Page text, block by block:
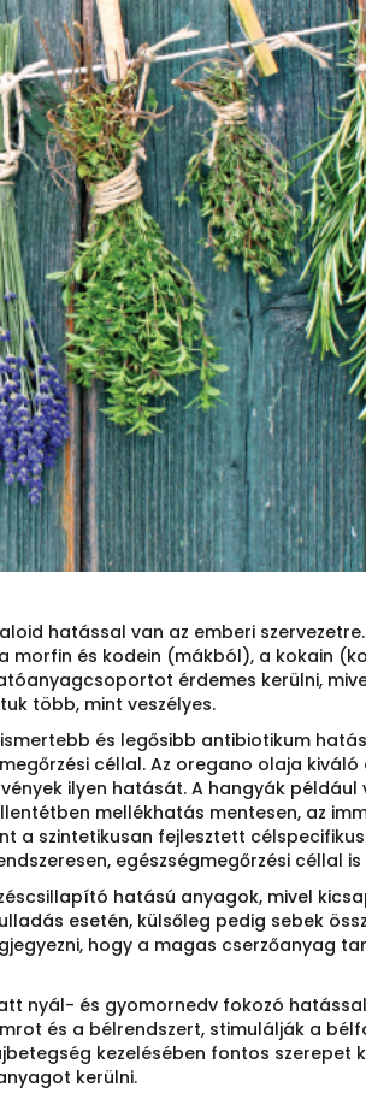
hatással van az emberi
és kodein (mákból), a kokain
érdemes kerülni,
több, mint veszélyes.
és legősibb antibiotikum
céllal. Az oregano olaja kiváló
ilyen hatását. A hangyák
mellékhatás mentesen, az
a szintetikusan fejlesztett
egészségmegőrzési céllal is
hatású anyagok, mivel
esetén, külsőleg pedig sebek
hogy a magas cserzőanyag
nyál- és gyomornedv fokozó
és a bélrendszert, stimulálják a
kezelésében fontos szerepet
kerülni.